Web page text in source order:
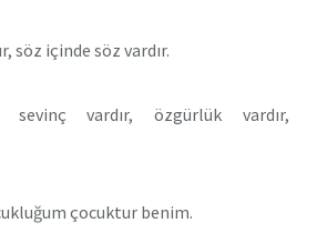
söz içinde söz vardır.
sevinç vardır, özgürlük vardır,
çocuktur benim.